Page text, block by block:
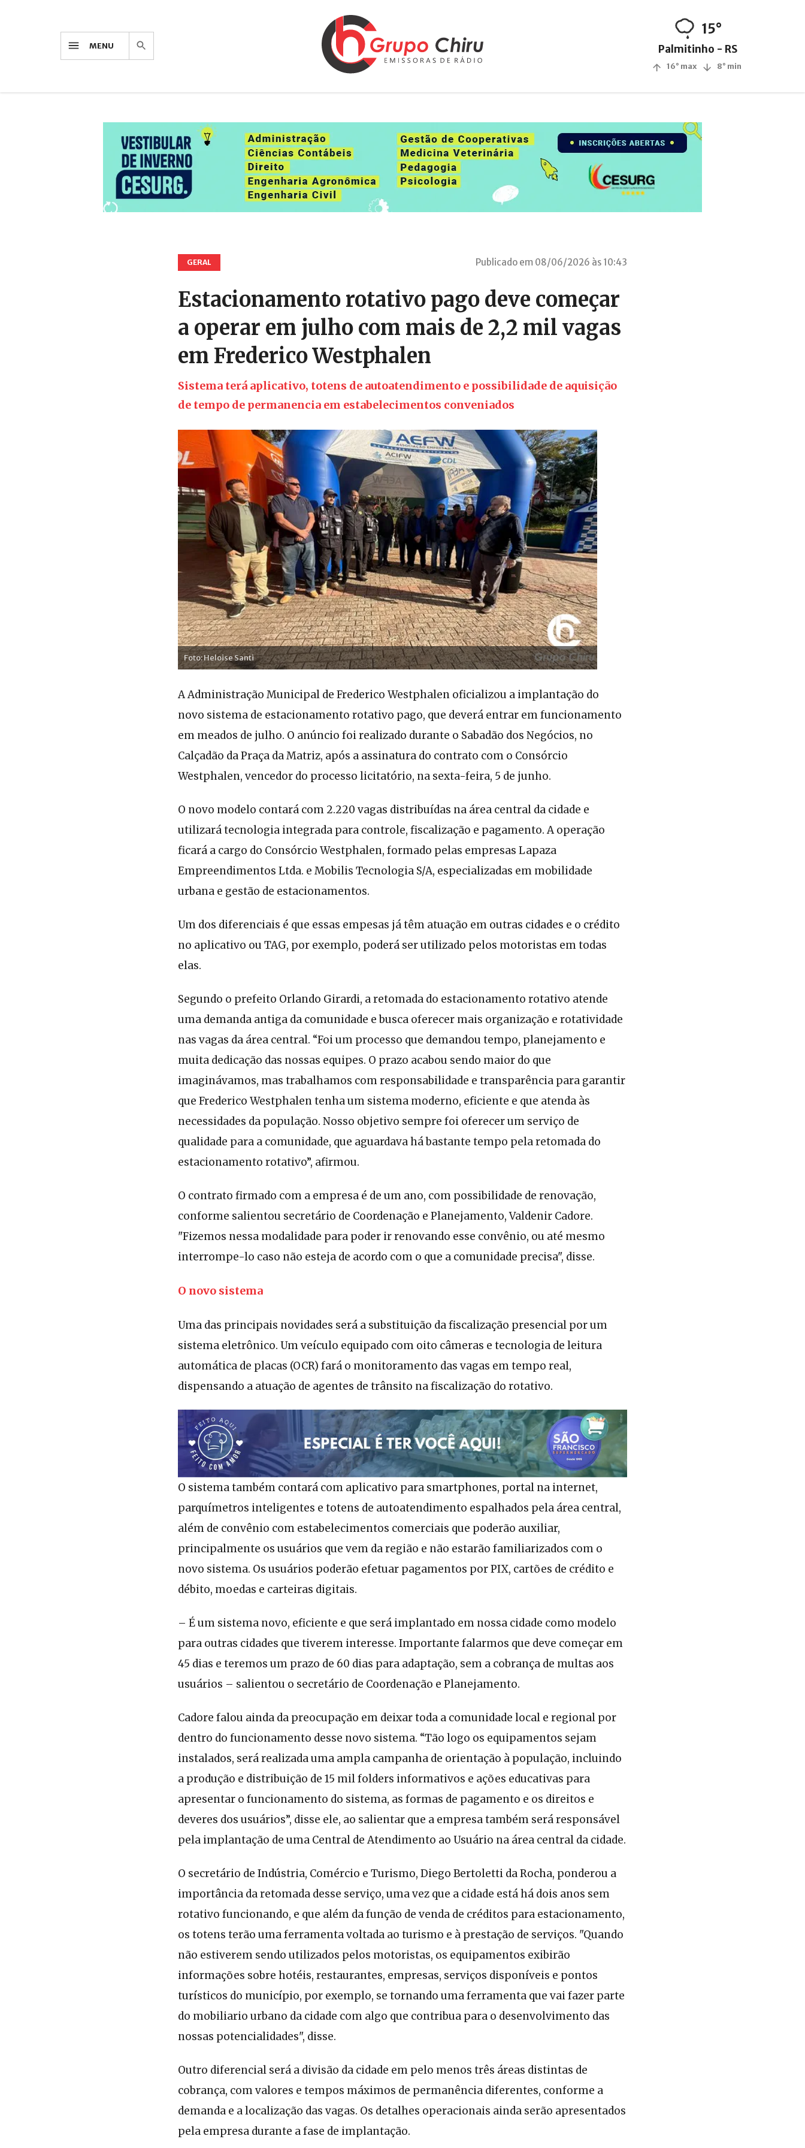
MENU
15°
Palmitinho - RS
16° max 8° min
GERAL Publicado em 08/06/2026 às 10:43
Estacionamento rotativo pago deve começar
a operar em julho com mais de 2,2 mil vagas
em Frederico Westphalen
Sistema terá aplicativo, totens de autoatendimento e possibilidade de aquisição
de tempo de permanencia em estabelecimentos conveniados
Foto: Heloise Santi
A Administração Municipal de Frederico Westphalen oficializou a implantação do
novo sistema de estacionamento rotativo pago, que deverá entrar em funcionamento
em meados de julho. O anúncio foi realizado durante o Sabadão dos Negócios, no
Calçadão da Praça da Matriz, após a assinatura do contrato com o Consórcio
Westphalen, vencedor do processo licitatório, na sexta-feira, 5 de junho.
O novo modelo contará com 2.220 vagas distribuídas na área central da cidade e
utilizará tecnologia integrada para controle, fiscalização e pagamento. A operação
ficará a cargo do Consórcio Westphalen, formado pelas empresas Lapaza
Empreendimentos Ltda. e Mobilis Tecnologia S/A, especializadas em mobilidade
urbana e gestão de estacionamentos.
Um dos diferenciais é que essas empesas já têm atuação em outras cidades e o crédito
no aplicativo ou TAG, por exemplo, poderá ser utilizado pelos motoristas em todas
elas.
Segundo o prefeito Orlando Girardi, a retomada do estacionamento rotativo atende
uma demanda antiga da comunidade e busca oferecer mais organização e rotatividade
nas vagas da área central. “Foi um processo que demandou tempo, planejamento e
muita dedicação das nossas equipes. O prazo acabou sendo maior do que
imaginávamos, mas trabalhamos com responsabilidade e transparência para garantir
que Frederico Westphalen tenha um sistema moderno, eficiente e que atenda às
necessidades da população. Nosso objetivo sempre foi oferecer um serviço de
qualidade para a comunidade, que aguardava há bastante tempo pela retomada do
estacionamento rotativo”, afirmou.
O contrato firmado com a empresa é de um ano, com possibilidade de renovação,
conforme salientou secretário de Coordenação e Planejamento, Valdenir Cadore.
"Fizemos nessa modalidade para poder ir renovando esse convênio, ou até mesmo
interrompe-lo caso não esteja de acordo com o que a comunidade precisa", disse.
O novo sistema
Uma das principais novidades será a substituição da fiscalização presencial por um
sistema eletrônico. Um veículo equipado com oito câmeras e tecnologia de leitura
automática de placas (OCR) fará o monitoramento das vagas em tempo real,
dispensando a atuação de agentes de trânsito na fiscalização do rotativo.
O sistema também contará com aplicativo para smartphones, portal na internet,
parquímetros inteligentes e totens de autoatendimento espalhados pela área central,
além de convênio com estabelecimentos comerciais que poderão auxiliar,
principalmente os usuários que vem da região e não estarão familiarizados com o
novo sistema. Os usuários poderão efetuar pagamentos por PIX, cartões de crédito e
débito, moedas e carteiras digitais.
– É um sistema novo, eficiente e que será implantado em nossa cidade como modelo
para outras cidades que tiverem interesse. Importante falarmos que deve começar em
45 dias e teremos um prazo de 60 dias para adaptação, sem a cobrança de multas aos
usuários – salientou o secretário de Coordenação e Planejamento.
Cadore falou ainda da preocupação em deixar toda a comunidade local e regional por
dentro do funcionamento desse novo sistema. “Tão logo os equipamentos sejam
instalados, será realizada uma ampla campanha de orientação à população, incluindo
a produção e distribuição de 15 mil folders informativos e ações educativas para
apresentar o funcionamento do sistema, as formas de pagamento e os direitos e
deveres dos usuários”, disse ele, ao salientar que a empresa também será responsável
pela implantação de uma Central de Atendimento ao Usuário na área central da cidade.
O secretário de Indústria, Comércio e Turismo, Diego Bertoletti da Rocha, ponderou a
importância da retomada desse serviço, uma vez que a cidade está há dois anos sem
rotativo funcionando, e que além da função de venda de créditos para estacionamento,
os totens terão uma ferramenta voltada ao turismo e à prestação de serviços. "Quando
não estiverem sendo utilizados pelos motoristas, os equipamentos exibirão
informações sobre hotéis, restaurantes, empresas, serviços disponíveis e pontos
turísticos do município, por exemplo, se tornando uma ferramenta que vai fazer parte
do mobiliario urbano da cidade com algo que contribua para o desenvolvimento das
nossas potencialidades", disse.
Outro diferencial será a divisão da cidade em pelo menos três áreas distintas de
cobrança, com valores e tempos máximos de permanência diferentes, conforme a
demanda e a localização das vagas. Os detalhes operacionais ainda serão apresentados
pela empresa durante a fase de implantação.